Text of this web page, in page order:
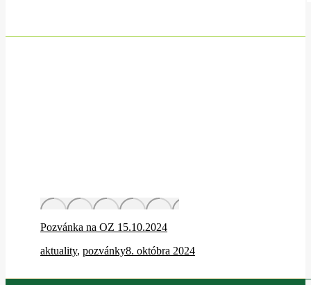
Pozvánka na OZ 15.10.2024
aktuality, pozvánky8. októbra 2024